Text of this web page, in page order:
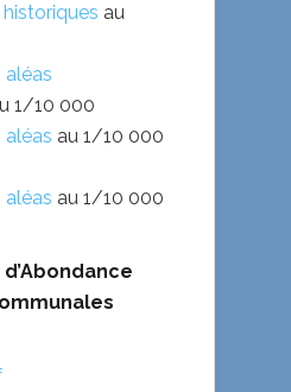
au
aléas
1/10 000
aléas au 1/10 000
aléas au 1/10 000